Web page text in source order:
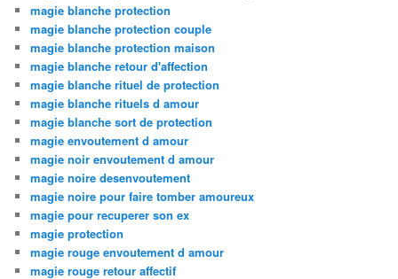
magie blanche protection
magie blanche protection couple
magie blanche protection maison
magie blanche retour d'affection
magie blanche rituel de protection
magie blanche rituels d amour
magie blanche sort de protection
magie envoutement d amour
magie noir envoutement d amour
magie noire desenvoutement
magie noire pour faire tomber amoureux
magie pour recuperer son ex
magie protection
magie rouge envoutement d amour
magie rouge retour affectif